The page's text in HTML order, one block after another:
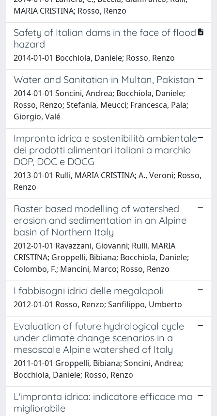
MARIA CRISTINA; Rosso, Renzo
Safety of Italian dams in the face of flood
hazard
2014-01-01 Bocchiola, Daniele; Rosso, Renzo
Water and Sanitation in Multan, Pakistan
2014-01-01 Soncini, Andrea; Bocchiola, Daniele;
Rosso, Renzo; Stefania, Meucci; Francesca, Pala;
Giorgio, Valé
Impronta idrica e sostenibilità ambientale
dei prodotti alimentari italiani a marchio
DOP, DOC e DOCG
2013-01-01 Rulli, MARIA CRISTINA; A., Veroni; Rosso,
Renzo
Raster based modelling of watershed
erosion and sedimentation in an Alpine
basin of Northern Italy
2012-01-01 Ravazzani, Giovanni; Rulli, MARIA
CRISTINA; Groppelli, Bibiana; Bocchiola, Daniele;
Colombo, F.; Mancini, Marco; Rosso, Renzo
I fabbisogni idrici delle megalopoli
2012-01-01 Rosso, Renzo; Sanfilippo, Umberto
Evaluation of future hydrological cycle
under climate change scenarios in a
mesoscale Alpine watershed of Italy
2011-01-01 Groppelli, Bibiana; Soncini, Andrea;
Bocchiola, Daniele; Rosso, Renzo
L'impronta idrica: indicatore efficace ma
migliorabile